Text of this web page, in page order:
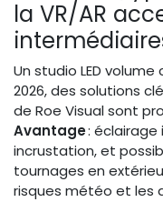
la VR/AR
Un studio LED
2026, des solutions
de Roe Visual sont
Avantage:
incrustation, et
tournages en
risques météo et les